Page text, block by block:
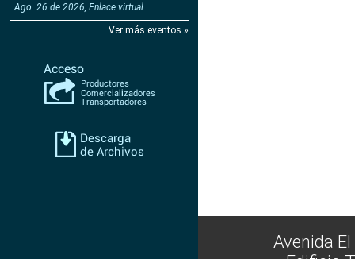
Ago. 26 de 2026, Enlace virtual
Ver más eventos »
Avenida